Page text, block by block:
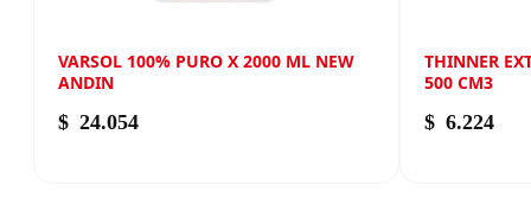
VARSOL 100% PURO X 2000 ML NEW
ANDIN
$ 24.054
THINNER
500 CM3
$ 6.224